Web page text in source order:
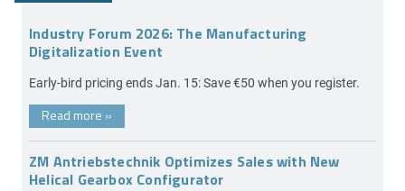
Industry Forum 2026: The Manufacturing
Digitalization Event
Early-bird pricing ends Jan. 15: Save €50 when you register.
Read more »
ZM Antriebstechnik Optimizes Sales with New
Helical Gearbox Configurator